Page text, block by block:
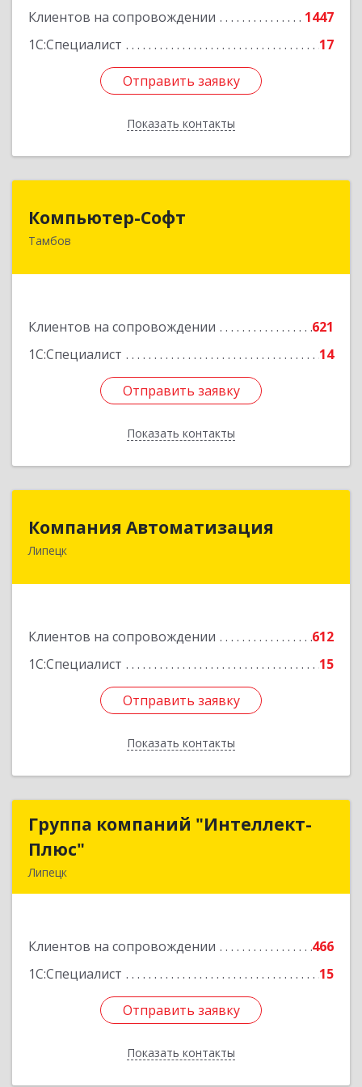
Клиентов на сопровождении
1447
1С:Специалист
17
Отправить заявку
Показать контакты
Отправить заявку
Назад
Компьютер-Софт
Тамбов
Клиентов на сопровождении
621
1С:Специалист
14
Отправить заявку
Показать контакты
392000, Тамбовская обл, Тамбов г, Советская
Отправить заявку
Назад
Компания Автоматизация
Липецк
Клиентов на сопровождении
612
1С:Специалист
15
Отправить заявку
Показать контакты
398001, Липецкая обл, Липецк г, Победы пл,
Отправить заявку
Назад
Группа компаний "Интеллект-
Плюс"
Липецк
Клиентов на сопровождении
466
1С:Специалист
15
Отправить заявку
Показать контакты
Группа компаний "Интеллект-
Подробнее
Отправить заявку
Назад